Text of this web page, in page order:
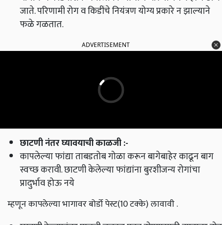
जाते.परिणामी रोग व किडींचे नियंत्रण योग्य प्रकारे न झाल्याने
फळे गळतात.
ADVERTISEMENT
छाटणी नंतर घ्यावयाची काळजी:-
कापलेल्या फांद्या ताबडतोब गोळा करून बागेबाहेर काढून बाग
स्वच्छ करावी.छाटणी केलेल्या फांद्यांना बुरशीजन्य रोगांचा
प्रादुर्भाव होऊ नये
म्हणून कापलेल्या भागावर बोर्डो पेस्ट(10 टक्के)लावावी.